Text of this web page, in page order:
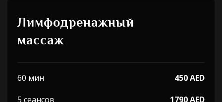
Лимфодренажный
массаж
60 мин
450 AED
5 сеансов
1790 AED